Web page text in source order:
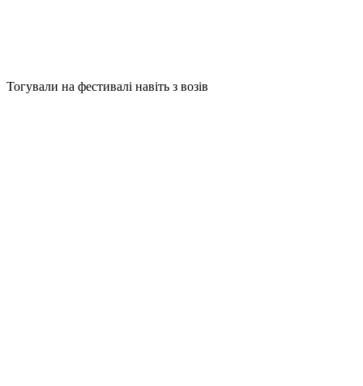
Тогували на фестивалі навіть з возів